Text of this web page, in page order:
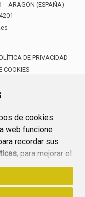
de cookies:
web funcione
recordar sus
, para mejorar el
todas”
- ARAGÓN (ESPAÑA)
DE PRIVACIDAD
COOKIES